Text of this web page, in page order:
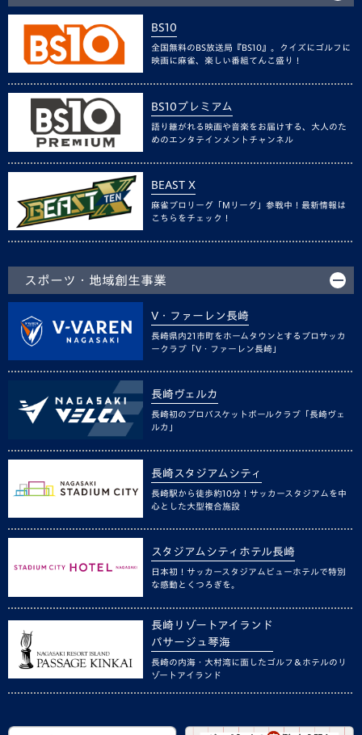
BS10
全国無料のBS放送局『BS10』。クイズにゴルフに
映画に麻雀、楽しい番組てんこ盛り！
BS10プレミアム
語り継がれる映画や音楽をお届けする、大人のた
めのエンタテインメントチャンネル
BEAST X
麻雀プロリーグ「Mリーグ」参戦中！最新情報は
こちらをチェック！
スポーツ・地域創生事業
V・ファーレン長崎
長崎県内21市町をホームタウンとするプロサッカ
ークラブ「V・ファーレン長崎」
長崎ヴェルカ
長崎初のプロバスケットボールクラブ「長崎ヴェ
ルカ」
長崎スタジアムシティ
長崎駅から徒歩約10分！サッカースタジアムを中
心とした大型複合施設
スタジアムシティホテル長崎
日本初！サッカースタジアムビューホテルで特別
な感動とくつろぎを。
長崎リゾートアイランド
パサージュ琴海
長崎の内海・大村湾に面したゴルフ＆ホテルのリ
ゾートアイランド